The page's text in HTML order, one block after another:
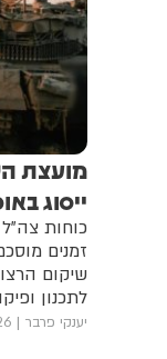
מועצת
ייסוג
כוחות
זמנים
שיקום
לתכנון
יענקי פרבר